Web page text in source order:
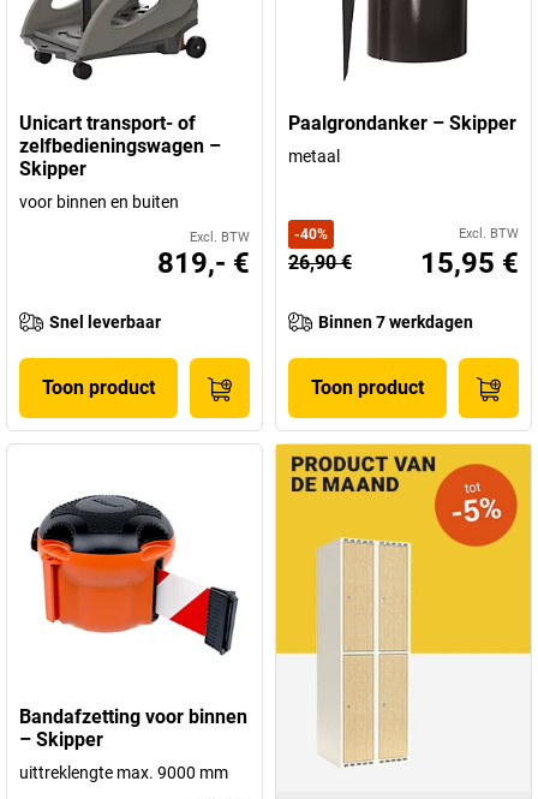
Unicart transport- of
zelfbedieningswagen –
Skipper
voor binnen en buiten
Excl. BTW
819,- €
Snel leverbaar
Toon product
Paalgrondanker – Skipper
metaal
-40% Excl. BTW
26,90 € 15,95 €
Binnen 7 werkdagen
Toon product
Bandafzetting voor binnen
– Skipper
uittreklengte max. 9000 mm